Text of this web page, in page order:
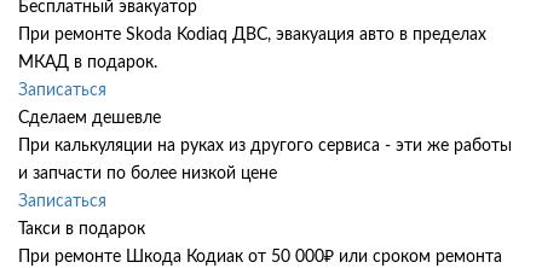
Бесплатный эвакуатор
При ремонте Skoda Kodiaq ДВС, эвакуация авто в пределах
МКАД в подарок.
Записаться
Сделаем дешевле
При калькуляции на руках из другого сервиса - эти же работы
и запчасти по более низкой цене
Записаться
Такси в подарок
При ремонте Шкода Кодиак от 50 000₽ или сроком ремонта